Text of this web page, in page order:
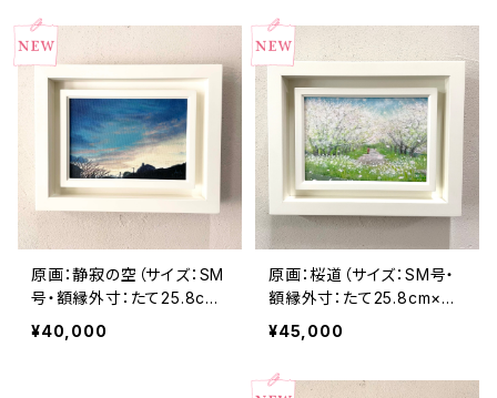
原画：静寂の空（サイズ：SM
号・額縁外寸：たて25.8cm
×よこ32.7㎝×奥行4.5㎝）
¥40,000
原画：桜道（サイズ：SM号・
額縁外寸：たて25.8cm×よ
こ32.7㎝×奥行4.5㎝）
¥45,000